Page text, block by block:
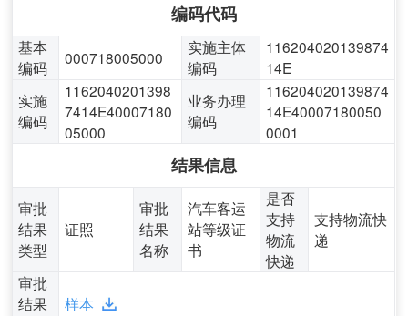
编码代码
基本
编码
000718005000
实施主体
编码
116204020139874
14E
实施
编码
1162040201398
7414E40007180
05000
业务办理
编码
116204020139874
14E40007180050
0001
结果信息
审批
结果
类型
证照
审批
结果
名称
汽车客运
站等级证
书
是否
支持
物流
快递
支持物流快
递
审批
结果
样本